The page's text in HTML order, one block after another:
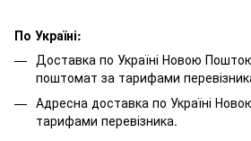
По Україні:
Доставка по Україні Новою
поштомат за тарифами
Адресна доставка по Україні
тарифами перевізника.